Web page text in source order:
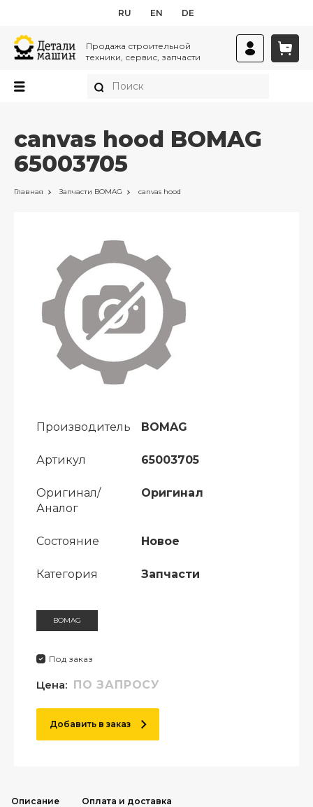
RU EN DE
Продажа строительной
техники, сервис, запчасти
canvas hood BOMAG
65003705
Главная Запчасти BOMAG canvas hood
Производитель BOMAG
Артикул 65003705
Оригинал/
Аналог
Оригинал
Состояние Новое
Категория Запчасти
BOMAG
Под заказ
Цена: ПО ЗАПРОСУ
Добавить в заказ
Описание Оплата и доставка